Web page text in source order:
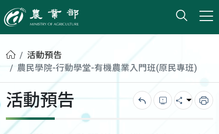
農業部
打開
小版
首頁活動預告
農民學院-行動學堂-有機農業入門班(原民專班)
活動預告 回上一頁錯誤回報
分享 列